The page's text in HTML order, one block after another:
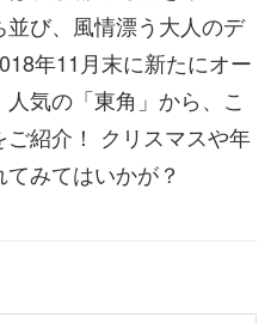
び、風情漂う大人のデ
年11月末に新たにオー
気の「東角」から、こ
紹介！ クリスマスや年
みてはいかが？